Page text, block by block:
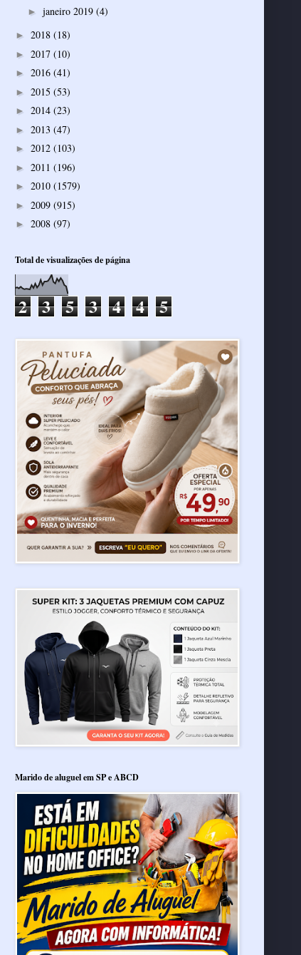
► janeiro 2019 (4)
► 2018 (18)
► 2017 (10)
► 2016 (41)
► 2015 (53)
► 2014 (23)
► 2013 (47)
► 2012 (103)
► 2011 (196)
► 2010 (1579)
► 2009 (915)
► 2008 (97)
Total de visualizações de página
2 3 5 3 4 4 5
Marido de aluguel em SP e ABCD